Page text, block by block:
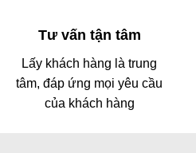
Tư vấn tận tâm
Lấy khách hàng là trung
tâm, đáp ứng mọi yêu cầu
của khách hàng